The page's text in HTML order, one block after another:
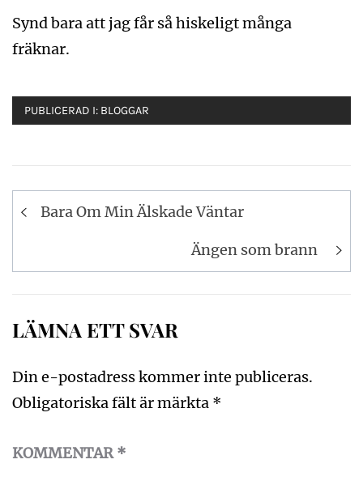
Synd bara att jag får så hiskeligt många
fräknar.
PUBLICERAD I: BLOGGAR
Inläggsnavigering
Bara Om Min Älskade Väntar
Ängen som brann
LÄMNA ETT SVAR
Din e-postadress kommer inte publiceras.
Obligatoriska fält är märkta *
KOMMENTAR*